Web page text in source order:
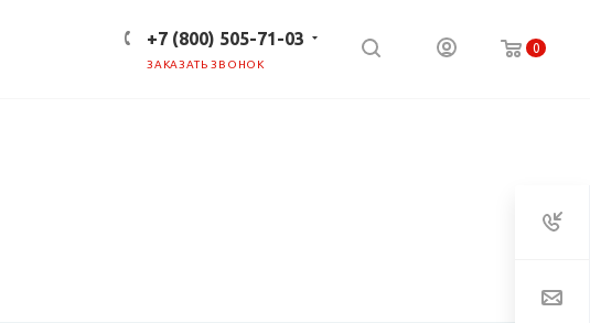
0
+7 (800) 505-71-03
ЗАКАЗАТЬ ЗВОНОК